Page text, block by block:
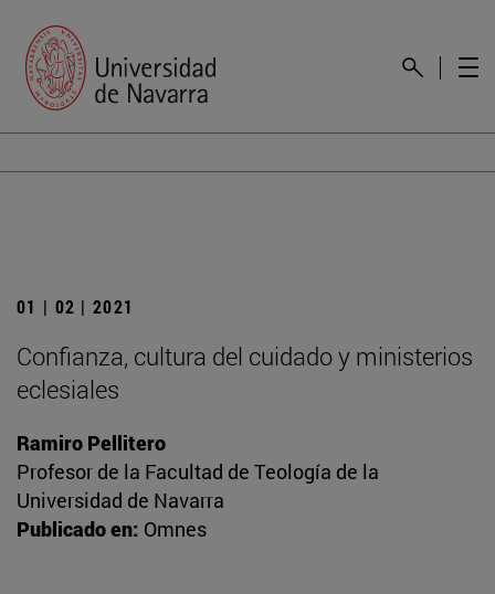
01 | 02 | 2021
Confianza, cultura del cuidado y ministerios
eclesiales
Ramiro Pellitero
Profesor de la Facultad de Teología de la
Universidad de Navarra
Publicado en: Omnes